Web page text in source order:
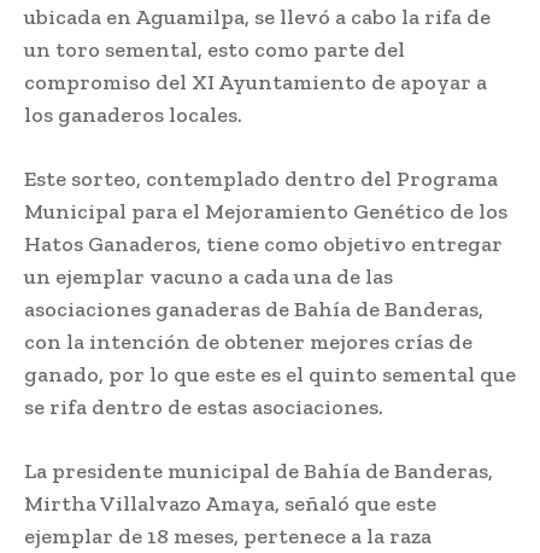
ubicada en Aguamilpa, se llevó a cabo la rifa de
un toro semental, esto como parte del
compromiso del XI Ayuntamiento de apoyar a
los ganaderos locales.
Este sorteo, contemplado dentro del Programa
Municipal para el Mejoramiento Genético de los
Hatos Ganaderos, tiene como objetivo entregar
un ejemplar vacuno a cada una de las
asociaciones ganaderas de Bahía de Banderas,
con la intención de obtener mejores crías de
ganado, por lo que este es el quinto semental que
se rifa dentro de estas asociaciones.
La presidente municipal de Bahía de Banderas,
Mirtha Villalvazo Amaya, señaló que este
ejemplar de 18 meses, pertenece a la raza